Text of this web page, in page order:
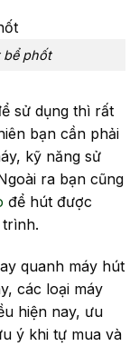
bể phốt
sử dụng thì rất
bạn cần phải
kỹ năng sử
ra bạn cũng
để hút được
quanh máy hút
các loại máy
hiện nay, ưu
ý khi tự mua và